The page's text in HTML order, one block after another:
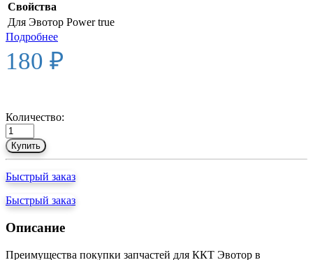
Свойства
Для Эвотор Power true
Подробнее
180 ₽
Количество:
Купить
Быстрый заказ
Быстрый заказ
Описание
Преимущества покупки запчастей для ККТ Эвотор в